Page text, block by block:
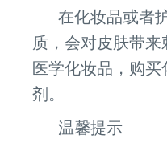
在化妆品或者
质，会对皮肤带
医学化妆品，购
剂。
温馨提示